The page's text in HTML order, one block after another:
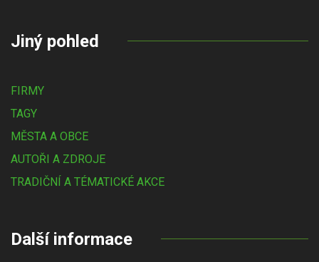
Jiný pohled
FIRMY
TAGY
MĚSTA A OBCE
AUTOŘI A ZDROJE
TRADIČNÍ A TÉMATICKÉ AKCE
Další informace